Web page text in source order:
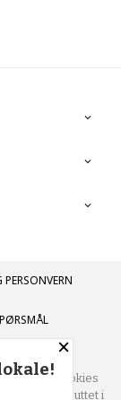
PERSONVERN
bruker cookies
hva du har puttet i
×